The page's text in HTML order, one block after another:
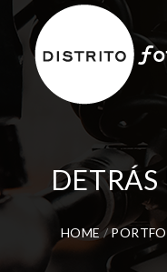
HOME /